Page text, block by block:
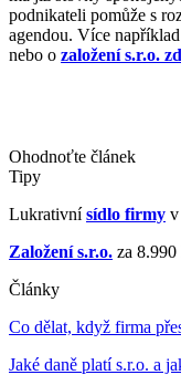
podnikateli pomůže s
agendou. Více
nebo o založení s.r.o.
Ohodnoťte článek
Tipy
Lukrativnísídlo firmy v
Založení s.r.o. za
Články
Co dělat, když firma
Jaké daně platí s.r.o. a